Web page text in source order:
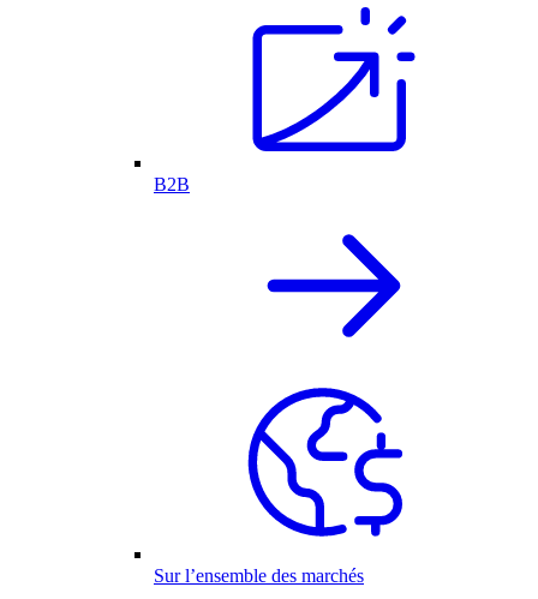
B2B
Sur l’ensemble des marchés